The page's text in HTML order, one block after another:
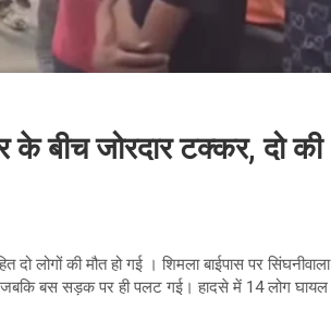
के बीच जोरदार टक्कर, दो की
लोगों की मौत हो गई । शिमला बाईपास पर सिंघनीवाला
बस सड़क पर ही पलट गई। हादसे में 14 लोग घायल